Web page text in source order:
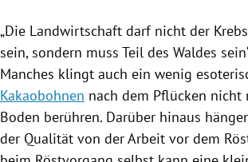
„Die Landwirtschaft darf nicht der
sein, sondern muss Teil des Waldes
Manches klingt auch ein wenig
Kakaobohnen nach dem Pflücken nicht
Boden berühren. Darüber hinaus
der Qualität von der Arbeit vor dem